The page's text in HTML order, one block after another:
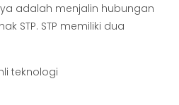
adalah menjalin hubungan
STP. STP memiliki dua
teknologi